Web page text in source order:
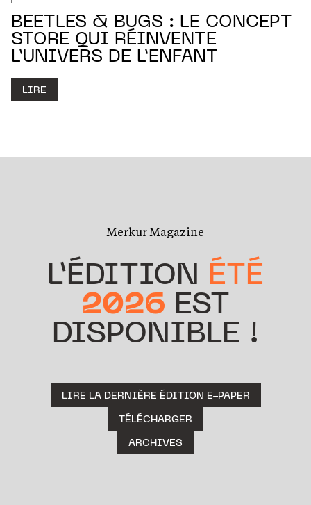
BEETLES & BUGS : LE CONCEPT
STORE QUI RÉINVENTE
L’UNIVERS DE L’ENFANT
LIRE
Merkur Magazine
L’ÉDITION ÉTÉ
2026 EST
DISPONIBLE !
LIRE LA DERNIÈRE ÉDITION E-PAPER
TÉLÉCHARGER
ARCHIVES